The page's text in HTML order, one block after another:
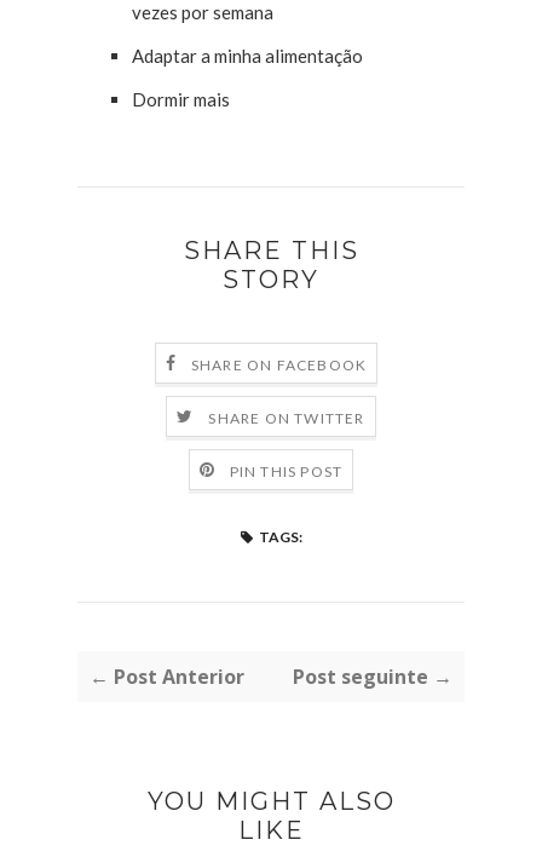
vezes por semana
Adaptar a minha alimentação
Dormir mais
SHARE THIS
STORY
SHARE ON FACEBOOK
SHARE ON TWITTER
PIN THIS POST
TAGS:
← Post Anterior Post seguinte →
YOU MIGHT ALSO
LIKE